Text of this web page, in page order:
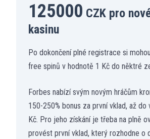
125000 CZK pro
kasinu
Po dokončení plné registrace si
free spinů v hodnotě 1 Kč do něktré
Forbes nabízí svým novým hráčům
150-250% bonus za první vklad, až do
Kč. Pro jeho získání je třeba na plně
provést první vklad, který rozhodne o